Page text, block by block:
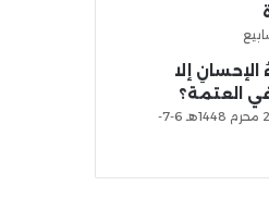
إلا
العتمة؟
الأثنين 21 محرم 1448هـ 6-7-